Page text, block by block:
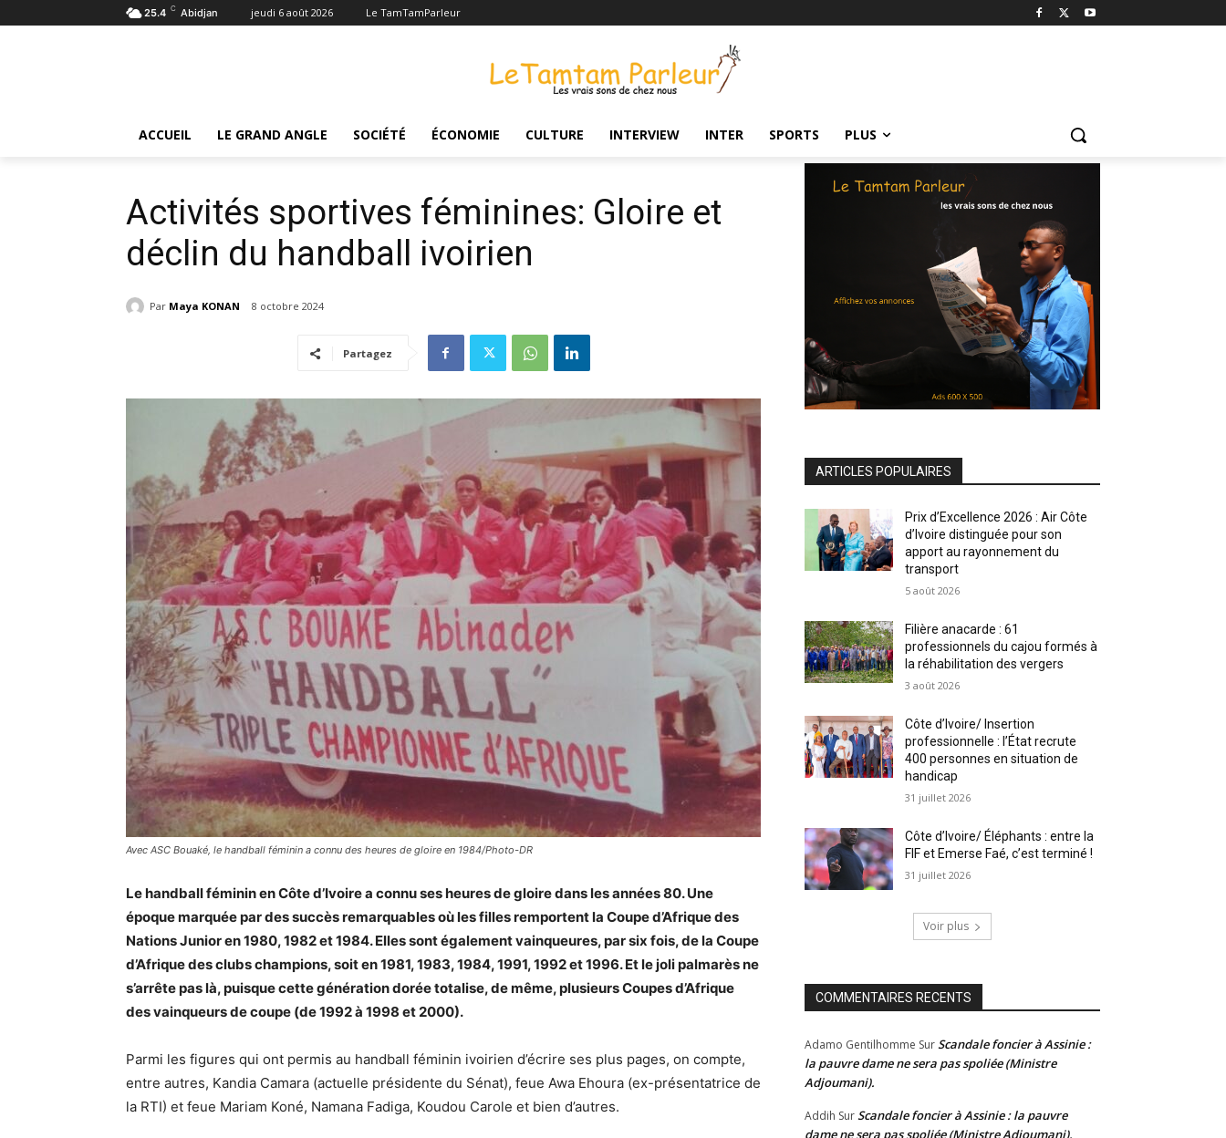
25.4 C Abidjan jeudi 6 août 2026 Le TamTamParleur
ACCUEIL LE GRAND ANGLE SOCIÉTÉ ÉCONOMIE CULTURE INTERVIEW INTER SPORTS PLUS
Accueil Sports Activités sportives féminines: Gloire et déclin du handball ivoirien
Activités sportives féminines: Gloire et
déclin du handball ivoirien
Par Maya KONAN 8 octobre 2024
Partagez
Avec ASC Bouaké, le handball féminin a connu des heures de gloire en 1984/Photo-DR
Le handball féminin en Côte d’Ivoire a connu ses heures de gloire dans les années 80. Une
époque marquée par des succès remarquables où les filles remportent la Coupe d’Afrique des
Nations Junior en 1980, 1982 et 1984. Elles sont également vainqueures, par six fois, de la Coupe
d’Afrique des clubs champions, soit en 1981, 1983, 1984, 1991, 1992 et 1996. Et le joli palmarès ne
s’arrête pas là, puisque cette génération dorée totalise, de même, plusieurs Coupes d’Afrique
des vainqueurs de coupe (de 1992 à 1998 et 2000).
Parmi les figures qui ont permis au handball féminin ivoirien d’écrire ses plus pages, on compte,
entre autres, Kandia Camara (actuelle présidente du Sénat), feue Awa Ehoura (ex-présentatrice de
la RTI) et feue Mariam Koné, Namana Fadiga, Koudou Carole et bien d’autres.
ARTICLES POPULAIRES
Prix d’Excellence 2026 : Air Côte
d’Ivoire distinguée pour son
apport au rayonnement du
transport
5 août 2026
Filière anacarde : 61
professionnels du cajou formés à
la réhabilitation des vergers
3 août 2026
Côte d’Ivoire/ Insertion
professionnelle : l’État recrute
400 personnes en situation de
handicap
31 juillet 2026
Côte d’Ivoire/ Éléphants : entre la
FIF et Emerse Faé, c’est terminé !
31 juillet 2026
Voir plus
COMMENTAIRES RECENTS
Adamo Gentilhomme SurScandale foncier à Assinie :
la pauvre dame ne sera pas spoliée (Ministre
Adjoumani).
Addih SurScandale foncier à Assinie : la pauvre
dame ne sera pas spoliée (Ministre Adjoumani).